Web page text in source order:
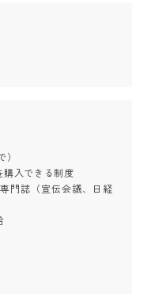
購入できる制度
門誌（宣伝会議、日経